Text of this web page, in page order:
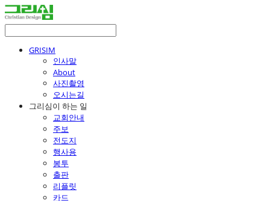
GRISIM
인사말
About
사진촬영
오시는길
그리심이 하는 일
교회안내
주보
전도지
행사용
봉투
출판
리플릿
카드